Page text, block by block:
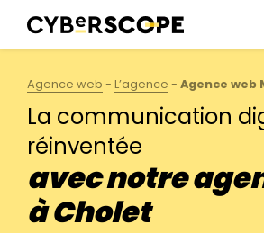
Agence web - L’agence - Agence
La communication
réinventée
avec notre
à Cholet